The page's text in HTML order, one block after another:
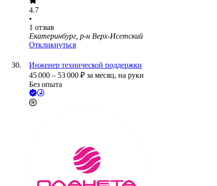
4.7
•
1 отзыв
Екатеринбург, р-н Верх-Исетский
Откликнуться
Инженер технической поддержки
45 000 – 53 000 ₽ за месяц, на руки
Без опыта